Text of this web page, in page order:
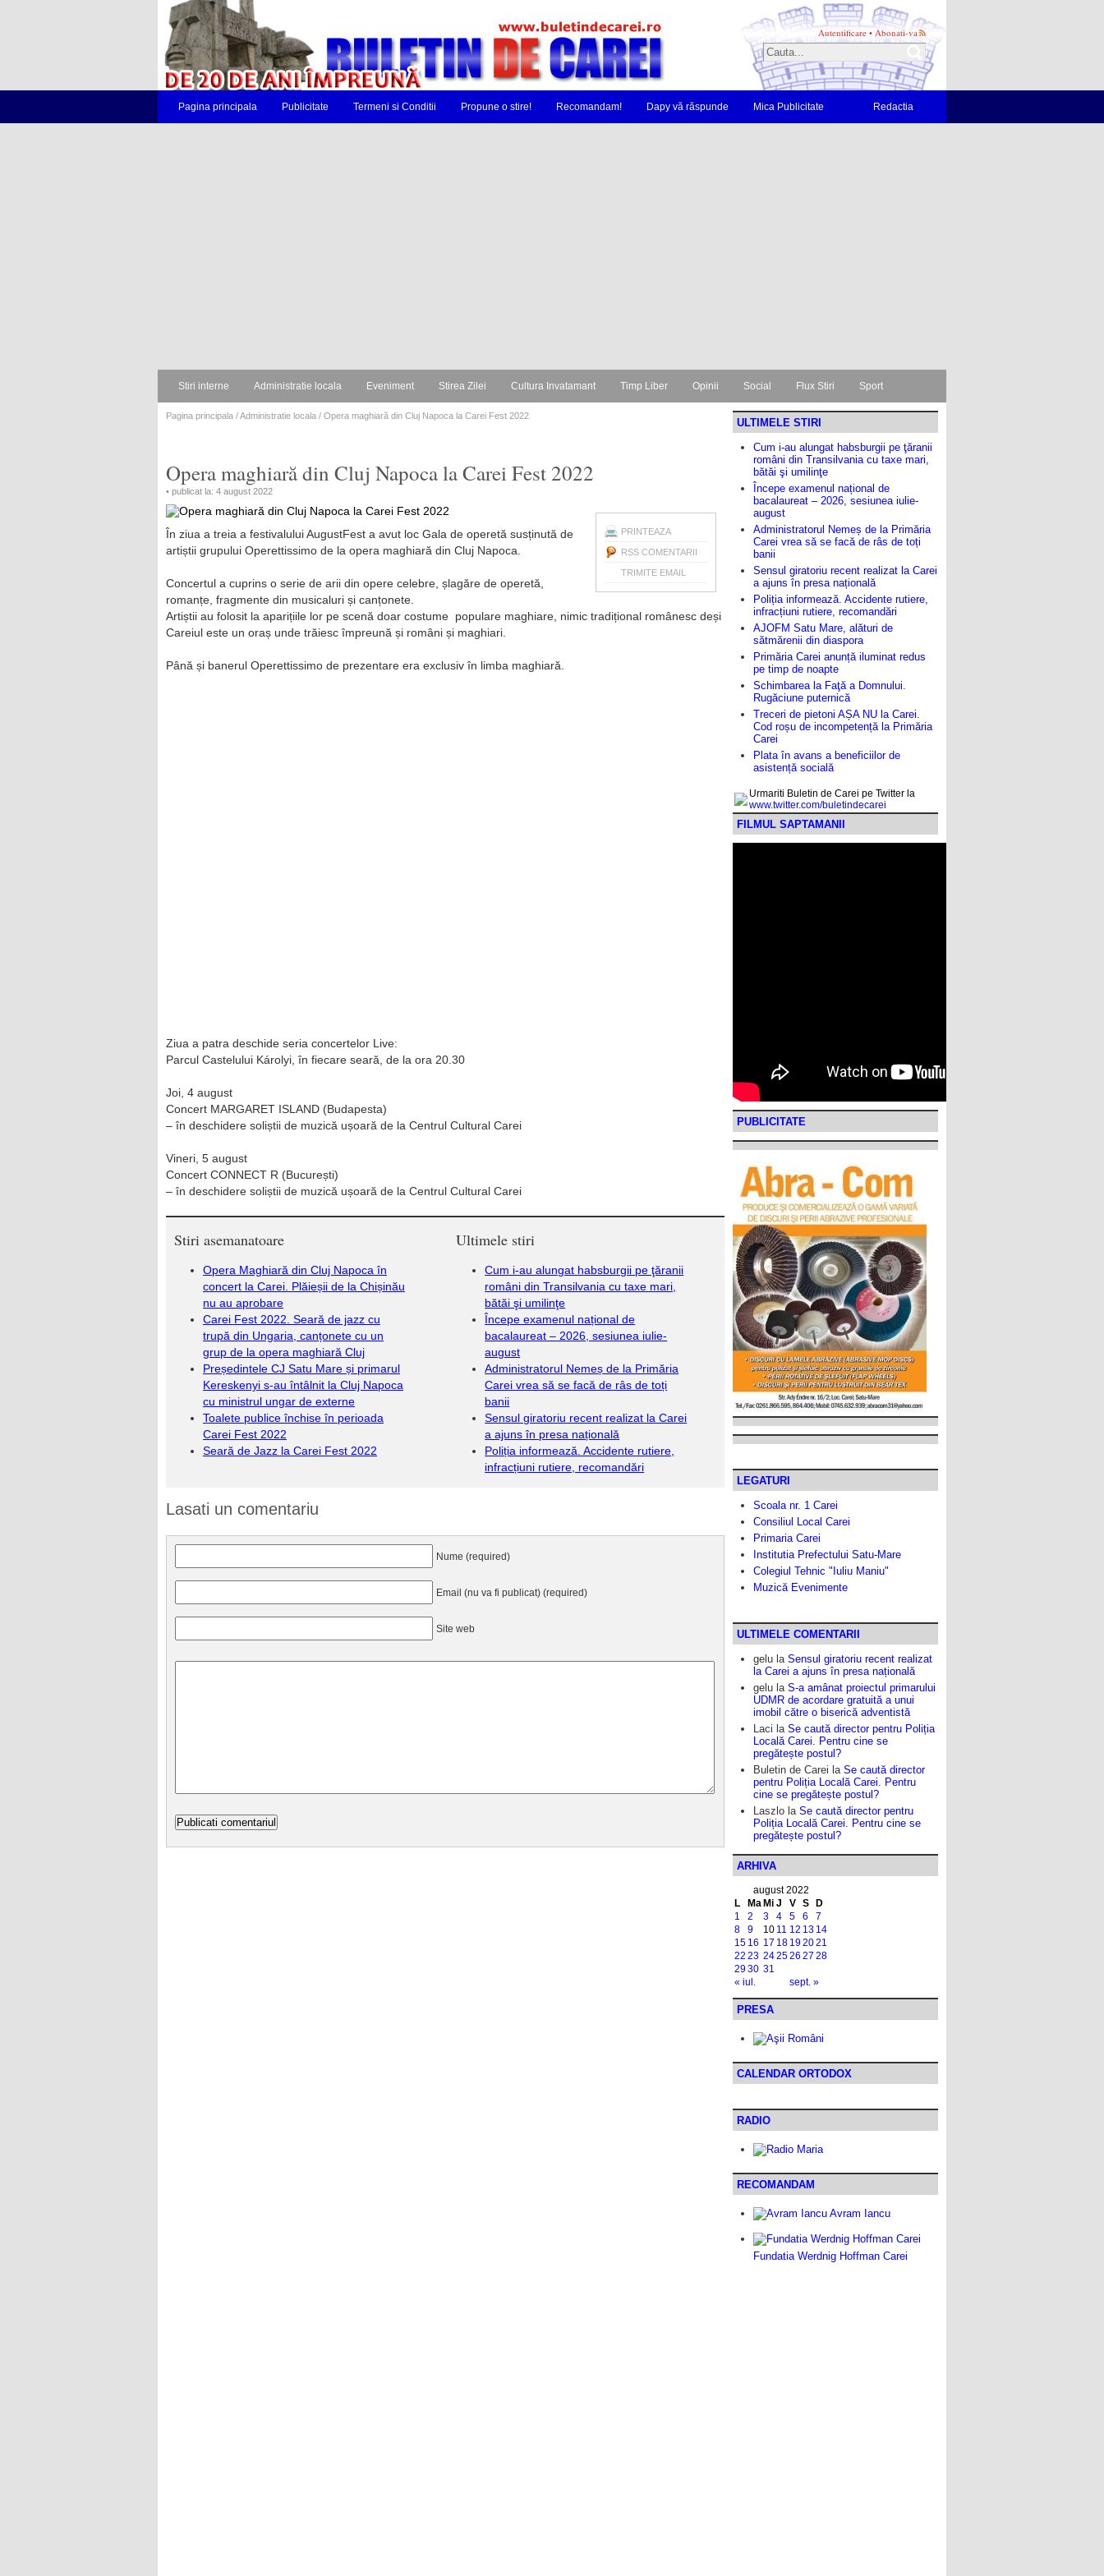
Autentificare • Abonati-va
Pagina principala Publicitate Termeni si Conditii Propune o stire! Recomandam! Dapy vă răspunde Mica Publicitate Redactia
Stiri interne Administratie locala Eveniment Stirea Zilei Cultura Invatamant Timp Liber Opinii Social Flux Stiri Sport
Pagina principala /Administratie locala / Opera maghiară din Cluj Napoca la Carei Fest 2022
Opera maghiară din Cluj Napoca la Carei Fest 2022
• publicat la: 4 august 2022
PRINTEAZA
RSS COMENTARII
TRIMITE EMAIL
În ziua a treia a festivalului AugustFest a avut loc Gala de operetă susținută de
artiștii grupului Operettissimo de la opera maghiară din Cluj Napoca.
Concertul a cuprins o serie de arii din opere celebre, șlagăre de operetă,
romanțe, fragmente din musicaluri și canțonete.
Artiștii au folosit la aparițiile lor pe scenă doar costume populare maghiare, nimic tradițional românesc deși
Careiul este un oraș unde trăiesc împreună și români și maghiari.
Până și banerul Operettissimo de prezentare era exclusiv în limba maghiară.
Ziua a patra deschide seria concertelor Live:
Parcul Castelului Károlyi, în fiecare seară, de la ora 20.30
Joi, 4 august
Concert MARGARET ISLAND (Budapesta)
– în deschidere soliștii de muzică ușoară de la Centrul Cultural Carei
Vineri, 5 august
Concert CONNECT R (București)
– în deschidere soliștii de muzică ușoară de la Centrul Cultural Carei
Stiri asemanatoare
Opera Maghiară din Cluj Napoca în
concert la Carei. Plăieșii de la Chișinău
nu au aprobare
Carei Fest 2022. Seară de jazz cu
trupă din Ungaria, canțonete cu un
grup de la opera maghiară Cluj
Președintele CJ Satu Mare și primarul
Kereskenyi s-au întâlnit la Cluj Napoca
cu ministrul ungar de externe
Toalete publice închise în perioada
Carei Fest 2022
Seară de Jazz la Carei Fest 2022
Ultimele stiri
Cum i-au alungat habsburgii pe ţăranii
români din Transilvania cu taxe mari,
bătăi şi umilinţe
Începe examenul național de
bacalaureat – 2026, sesiunea iulie-
august
Administratorul Nemeș de la Primăria
Carei vrea să se facă de râs de toți
banii
Sensul giratoriu recent realizat la Carei
a ajuns în presa națională
Poliția informează. Accidente rutiere,
infracțiuni rutiere, recomandări
Lasati un comentariu
Nume (required)
Email (nu va fi publicat) (required)
Site web
ULTIMELE STIRI
Cum i-au alungat habsburgii pe ţăranii
români din Transilvania cu taxe mari,
bătăi şi umilinţe
Începe examenul național de
bacalaureat – 2026, sesiunea iulie-
august
Administratorul Nemeș de la Primăria
Carei vrea să se facă de râs de toți
banii
Sensul giratoriu recent realizat la Carei
a ajuns în presa națională
Poliția informează. Accidente rutiere,
infracțiuni rutiere, recomandări
AJOFM Satu Mare, alături de
sătmărenii din diaspora
Primăria Carei anunță iluminat redus
pe timp de noapte
Schimbarea la Faţă a Domnului.
Rugăciune puternică
Treceri de pietoni AȘA NU la Carei.
Cod roșu de incompetență la Primăria
Carei
Plata în avans a beneficiilor de
asistență socială
Urmariti Buletin de Carei pe Twitter la
www.twitter.com/buletindecarei
FILMUL SAPTAMANII
PUBLICITATE
LEGATURI
Scoala nr. 1 Carei
Consiliul Local Carei
Primaria Carei
Institutia Prefectului Satu-Mare
Colegiul Tehnic "Iuliu Maniu"
Muzică Evenimente
ULTIMELE COMENTARII
gelu la Sensul giratoriu recent realizat
la Carei a ajuns în presa națională
gelu la S-a amânat proiectul primarului
UDMR de acordare gratuită a unui
imobil către o biserică adventistă
Laci la Se caută director pentru Poliția
Locală Carei. Pentru cine se
pregătește postul?
Buletin de Carei la Se caută director
pentru Poliția Locală Carei. Pentru
cine se pregătește postul?
Laszlo la Se caută director pentru
Poliția Locală Carei. Pentru cine se
pregătește postul?
ARHIVA
august 2022
L
Ma Mi J V S D
« iul. sept. »
1 2 3 4 5 6
7
8
9 10 11 12 13 14
15 16 17 18 192021
22 23 242526 27 28
2930 31
PRESA
CALENDAR ORTODOX
RADIO
RECOMANDAM
Avram Iancu
Fundatia Werdnig Hoffman Carei